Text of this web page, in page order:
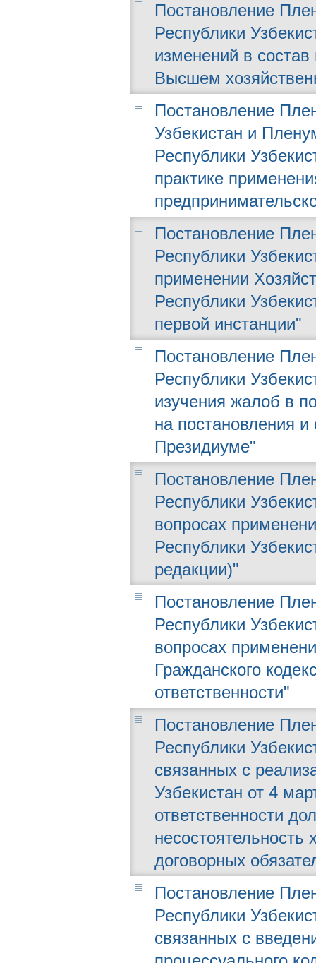
Постановление
Республики
изменений в состав
Высшем
Постановление
Узбекистан и
Республики
практике
Постановление
Республики
применении
Республики
первой инстанции"
Постановление
Республики
изучения жалоб в
на постановления
Президиуме"
Постановление
Республики
вопросах
Республики
редакции)"
Постановление
Республики
вопросах
Гражданского
ответственности"
Постановление
Республики
связанных с
Узбекистан от 4
ответственности
несостоятельность
договорных
Постановление
Республики
связанных с